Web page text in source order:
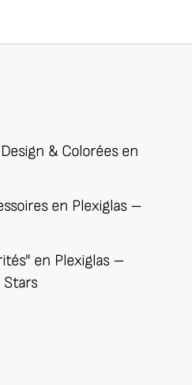
& Colorées en
en Plexiglas –
en Plexiglas –